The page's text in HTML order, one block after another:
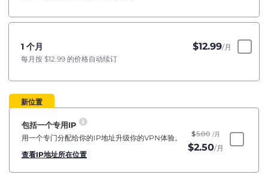
1 个月 $12.99/月
每月按 $12.99 的价格自动续订
新位置
包括一个专用IP
用一个专门分配给你的IP地址升级你的VPN体验。
查看IP地址所在位置
$5.00 /月
$2.50/月